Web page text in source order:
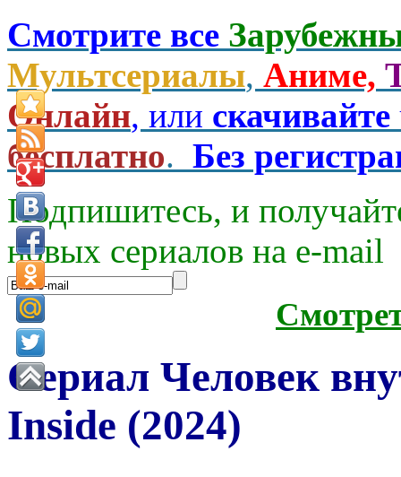
Смотрите все
Мультсериалы, Аниме,
Онлайн, или скачивайте
бесплатно. Без
Подпишитесь, и
новых сериалов на e-mаil
Сериал Человек
Inside (2024)